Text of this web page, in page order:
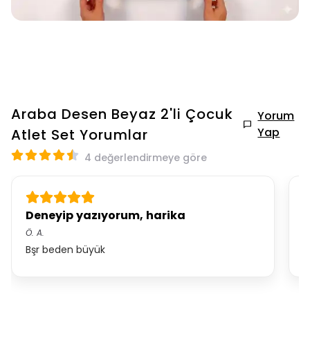
Araba Desen Beyaz 2'li Çocuk
Atlet Set Yorumlar
Yorum
Yap
4 değerlendirmeye göre
Deneyip yazıyorum, harika
Ö. A.
Bşr beden büyük